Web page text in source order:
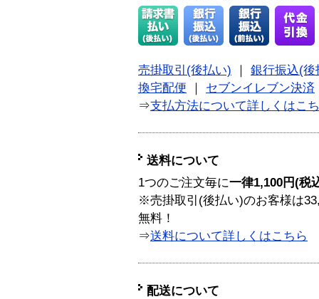
売掛取引(後払い)
銀行振込(後
換宅配便
セブンイレブン決済
⇒支払方法について詳しくはこ
送料について
1つのご注文毎に一律1,100円(税
※売掛取引(後払い)のお客様は
無料！
⇒送料について詳しくはこちら
配送について